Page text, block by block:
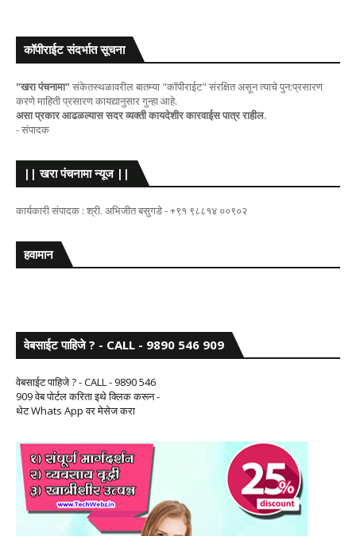
कॉपीराईट संदर्भात सूचना
"खरा पंचनामा"संकेतस्थळावरील बातम्या "कॉपीराईट" संरक्षित असून त्याचे पुन:प्रसारण
करणे माहिती प्रसारण कायद्यानुसार गुन्हा आहे.
असा प्रकार आढळल्यास सदर व्यक्ती कायदेशीर कारवाईस पात्र राहील.
- संपादक
|| खरा पंचनामा न्यूज ||
कार्यकारी संपादक : श्री. अभिजीत बसुगडे - +९१ ९८८१४ ००९०२
हवामान
वेबसाईट पाहिजे ? - CALL - 9890 546 909
वेबसाईट पाहिजे ? - CALL - 9890 546
909 वेब पोर्टल करिता इथे क्लिक करून -
थेट Whats App वर मेसेज करा